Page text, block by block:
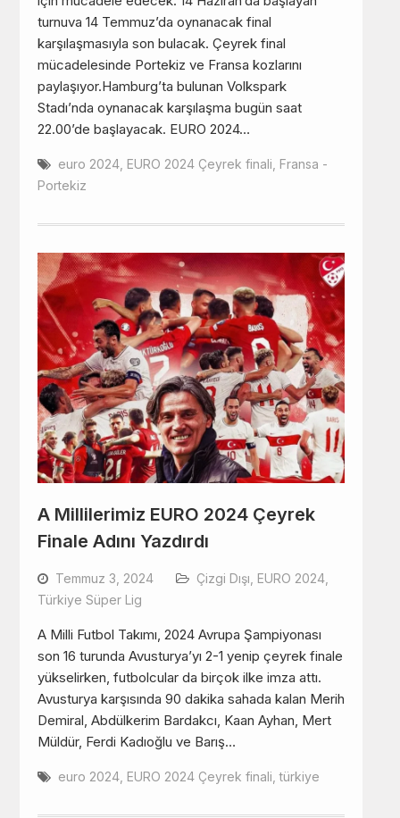
turnuva 14 Temmuz’da oynanacak final
karşılaşmasıyla son bulacak. Çeyrek final
mücadelesinde Portekiz ve Fransa kozlarını
paylaşıyor.Hamburg’ta bulunan Volkspark
Stadı’nda oynanacak karşılaşma bugün saat
22.00’de başlayacak. EURO 2024…
euro 2024, EURO 2024 Çeyrek finali Fransa -
Portekiz
A Millilerimiz EURO 2024 Çeyrek
Finale Adını Yazdırdı
Temmuz 3, 2024 Çizgi Dışı EURO 2024,
Türkiye Süper Lig
A Milli Futbol Takımı, 2024 Avrupa Şampiyonası
son 16 turunda Avusturya’yı 2-1 yenip çeyrek finale
yükselirken, futbolcular da birçok ilke imza attı.
Avusturya karşısında 90 dakika sahada kalan Merih
Demiral, Abdülkerim Bardakcı, Kaan Ayhan, Mert
Müldür, Ferdi Kadıoğlu ve Barış…
euro 2024, EURO 2024 Çeyrek finali ,türkiye